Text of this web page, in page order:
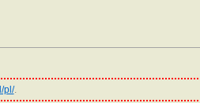
pl/.